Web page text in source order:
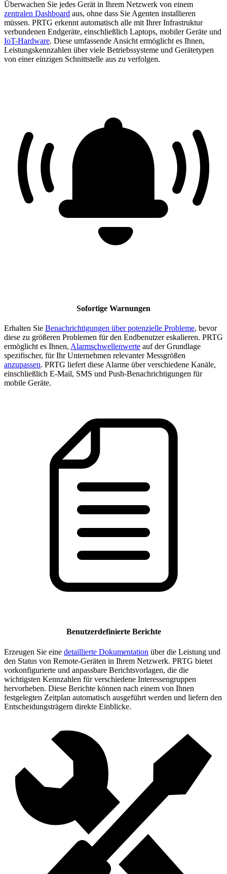
Überwachen Sie jedes Gerät in Ihrem Netzwerk von einem
zentralen Dashboard aus, ohne dass Sie Agenten installieren
müssen. PRTG erkennt automatisch alle mit Ihrer Infrastruktur
verbundenen Endgeräte, einschließlich Laptops, mobiler Geräte und
IoT-Hardware. Diese umfassende Ansicht ermöglicht es Ihnen,
Leistungskennzahlen über viele Betriebssysteme und Gerätetypen
von einer einzigen Schnittstelle aus zu verfolgen.
Sofortige Warnungen
Erhalten Sie Benachrichtigungen über potenzielle Probleme, bevor
diese zu größeren Problemen für den Endbenutzer eskalieren. PRTG
ermöglicht es Ihnen, Alarmschwellenwerte auf der Grundlage
spezifischer, für Ihr Unternehmen relevanter Messgrößen
anzupassen. PRTG liefert diese Alarme über verschiedene Kanäle,
einschließlich E-Mail, SMS und Push-Benachrichtigungen für
mobile Geräte.
Benutzerdefinierte Berichte
Erzeugen Sie eine detaillierte Dokumentation über die Leistung und
den Status von Remote-Geräten in Ihrem Netzwerk. PRTG bietet
vorkonfigurierte und anpassbare Berichtsvorlagen, die die
wichtigsten Kennzahlen für verschiedene Interessengruppen
hervorheben. Diese Berichte können nach einem von Ihnen
festgelegten Zeitplan automatisch ausgeführt werden und liefern den
Entscheidungsträgern direkte Einblicke.